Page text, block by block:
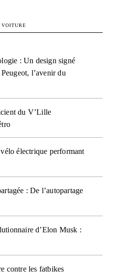
: Un design signé
l’avenir du
du V’Lille
électrique performant
: De l’autopartage
d’Elon Musk :
contre les fatbikes